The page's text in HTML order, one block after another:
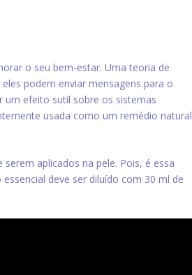
o seu bem-estar. Uma teoria de
podem enviar mensagens para o
um efeito sutil sobre os sistemas
usada como um remédio natural
aplicados na pele. Pois, é essa
deve ser diluído com 30 ml de